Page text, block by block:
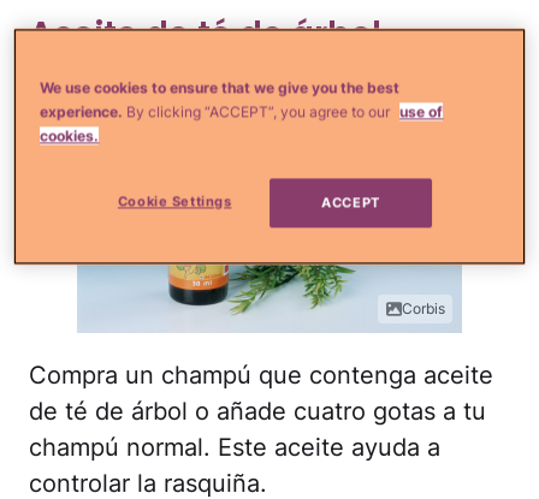
Aceite de té de árbol
Corbis
Compra un champú que contenga aceite
de té de árbol o añade cuatro gotas a tu
champú normal. Este aceite ayuda a
controlar la rasquiña.
We use cookies to ensure that we give you the best
experience. By clicking “ACCEPT”, you agree to our use of
cookies.
Cookie Settings ACCEPT